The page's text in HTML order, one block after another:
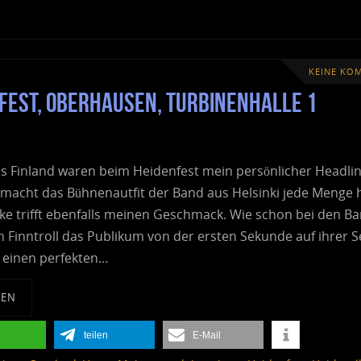
KEINE
Oberhausen, Turbinenhalle 1
Finland waren beim Heidenfest mein persönlicher
das Bühnenautfit der Band aus Helsinki jede Menge
trifft ebenfalls meinen Geschmack. Wie schon bei den
Finntroll das Publikum von der ersten Sekunde auf ihrer
perfekten…
teilen E-Mail